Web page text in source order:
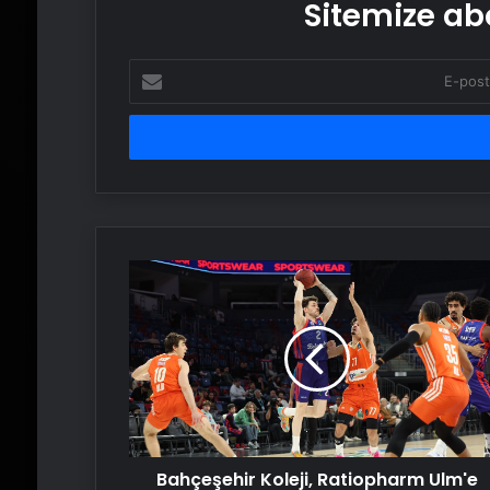
Sitemize
posta
adresinizi
Bahçeşehir
Koleji,
Ratiopharm
Ulm'e
şans
tanımadı
Bahçeşehir Koleji, Ratiopharm Ulm'e